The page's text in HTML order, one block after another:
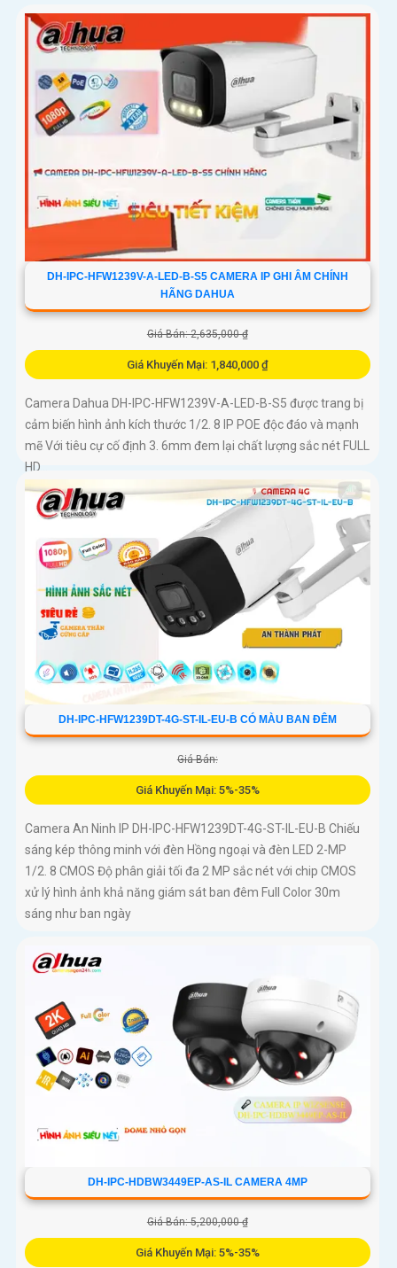
thoại hai chiều, hỗ trợ thẻ nhớ lên đến 256GB và tầm nhìn hồng
ngoại 30m, camera giúp nâng cao hiệu quả an ninh một cách
toàn diện chuẩn IP67 lắp ngoài trời
DH-IPC-HFW1239V-A-LED-B-S5 CAMERA IP GHI ÂM CHÍNH
HÃNG DAHUA
Giá Bán: 2,635,000 ₫
Giá Khuyến Mại: 1,840,000 ₫
Camera Dahua DH-IPC-HFW1239V-A-LED-B-S5 được trang bị
cảm biến hình ảnh kích thước 1/2. 8 IP POE độc đáo và mạnh
mẽ Với tiêu cự cố định 3. 6mm đem lại chất lượng sắc nét FULL
HD...
DH-IPC-HFW1239DT-4G-ST-IL-EU-B CÓ MÀU BAN ĐÊM
Giá Bán:
Giá Khuyến Mại: 5%-35%
Camera An Ninh IP DH-IPC-HFW1239DT-4G-ST-IL-EU-B Chiếu
sáng kép thông minh với đèn Hồng ngoại và đèn LED 2-MP
1/2. 8 CMOS Độ phân giải tối đa 2 MP sắc nét với chip CMOS
xử lý hình ảnh khả năng giám sát ban đêm Full Color 30m
sáng như ban ngày
DH-IPC-HDBW3449EP-AS-IL CAMERA 4MP
Giá Bán: 5,200,000 ₫
Giá Khuyến Mại: 5%-35%